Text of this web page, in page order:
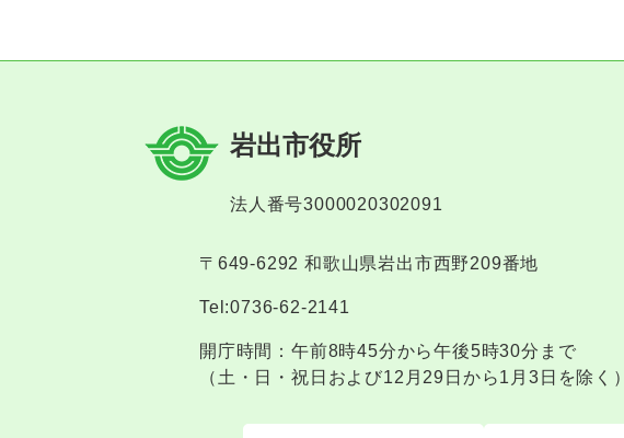
岩出市役所
法人番号3000020302091
〒649-6292 和歌山県岩出市西野209番地
Tel:0736-62-2141
開庁時間：午前8時45分から午後5時30分まで
（土・日・祝日および12月29日から1月3日を除く）